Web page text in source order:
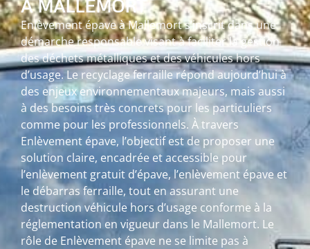
À MALLEMORT
Enlèvement épave à Mallemort s’inscrit dans une
démarche responsable visant à faciliter la gestion
des déchets métalliques et des véhicules hors
d’usage. Le recyclage ferraille répond aujourd’hui à
des enjeux environnementaux majeurs, mais aussi
à des besoins très concrets pour les particuliers
comme pour les professionnels. À travers
Enlèvement épave, l’objectif est de proposer une
solution claire, encadrée et accessible pour
l’enlèvement gratuit d’épave, l’enlèvement épave et
le débarras ferraille, tout en assurant une
destruction véhicule hors d’usage conforme à la
réglementation en vigueur dans le Mallemort. Le
rôle de Enlèvement épave ne se limite pas à